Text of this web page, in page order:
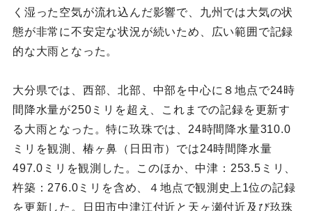
く湿った空気が流れ込んだ影響で、九州では大気の状
態が非常に不安定な状況が続いため、広い範囲で記録
的な大雨となった。
大分県では、西部、北部、中部を中心に８地点で24時
間降水量が250ミリを超え、これまでの記録を更新す
る大雨となった。特に玖珠では、24時間降水量310.0
ミリを観測、椿ヶ鼻（日田市）では24時間降水量
497.0ミリを観測した。このほか、中津：253.5ミリ、
杵築：276.0ミリを含め、４地点で観測史上1位の記録
を更新した。日田市中津江付近と天ヶ瀬付近及び玖珠